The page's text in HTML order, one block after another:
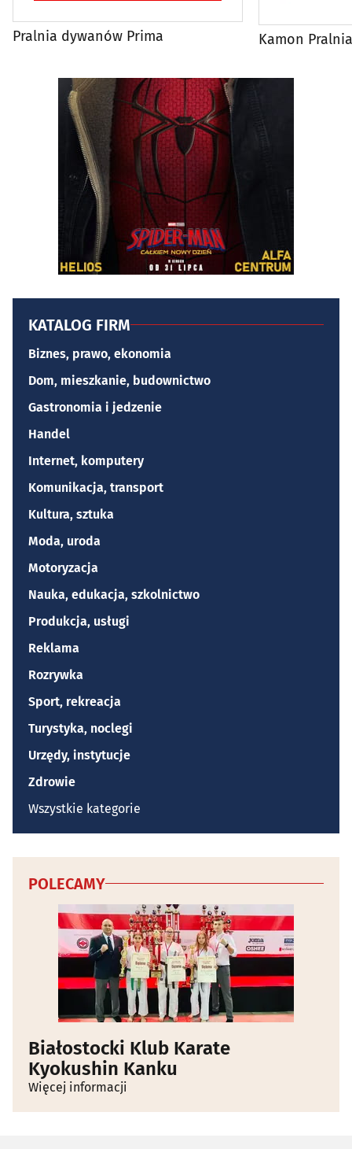
Pralnia dywanów Prima Kamon
KATALOG FIRM
Biznes, prawo, ekonomia
Dom, mieszkanie, budownictwo
Gastronomia i jedzenie
Handel
Internet, komputery
Komunikacja, transport
Kultura, sztuka
Moda, uroda
Motoryzacja
Nauka, edukacja, szkolnictwo
Produkcja, usługi
Reklama
Rozrywka
Sport, rekreacja
Turystyka, noclegi
Urzędy, instytucje
Zdrowie
Wszystkie kategorie
POLECAMY
Białostocki Klub Karate
Kyokushin Kanku
Więcej informacji